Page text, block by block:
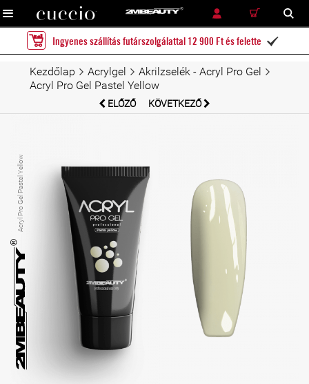
RÉSZLETES KERESÉS KERESÉS
Ingyenes szállítás futárszolgálattal 12 900 Ft és felette 
Kezdőlap Acrylgel
Akrilzselék - Acryl Pro Gel
Acryl Pro Gel Pastel Yellow
ELŐZŐ KÖVETKEZŐ
Acryl Pro Gel Pastel Yellow